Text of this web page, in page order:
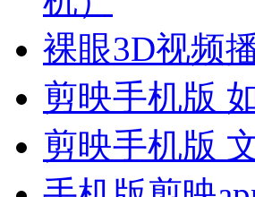
裸眼3D视频
剪映手机版
剪映手机版